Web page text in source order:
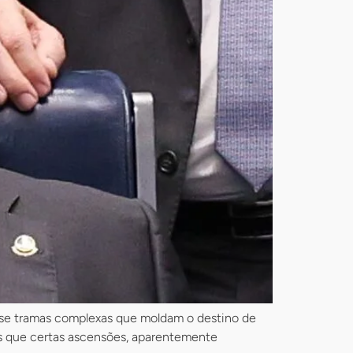
tramas complexas que moldam o destino de
certas ascensões, aparentemente